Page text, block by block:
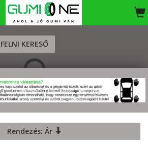
FELNI KERESŐ
KERESÉS
Rendezés: Ár